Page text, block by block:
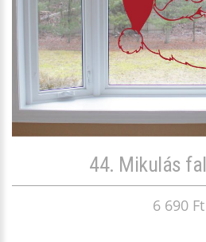
44. Mikulás
6 690 Ft